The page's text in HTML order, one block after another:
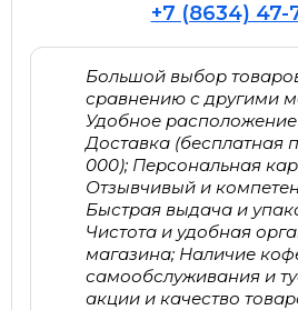
+7 (8634) 47-
Большой выбор
сравнению с другими
Удобное
Доставка (бесплатная
000); Персональная
Отзывчивый и
Быстрая выдача и
Чистота и удобная
магазина; Наличие
самообслуживания и
акции и качество